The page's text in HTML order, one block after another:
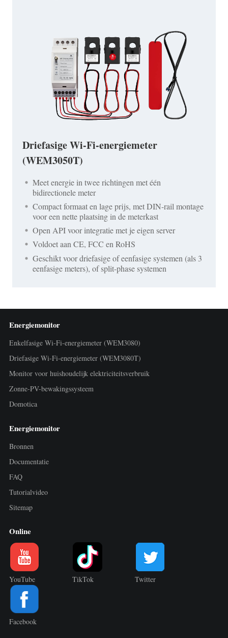
Driefasige Wi-Fi-energiemeter
(WEM3050T)
Meet energie in twee richtingen met één
bidirectionele meter
Compact formaat en lage prijs, met DIN-rail montage
voor een nette plaatsing in de meterkast
Open API voor integratie met je eigen server
Voldoet aan CE, FCC en RoHS
Geschikt voor driefasige of eenfasige systemen (als 3
eenfasige meters), of split-phase systemen
Energiemonitor
Enkelfasige Wi-Fi-energiemeter (WEM3080)
Driefasige Wi-Fi-energiemeter (WEM3080T)
Monitor voor huishoudelijk elektriciteitsverbruik
Zonne-PV-bewakingssysteem
Domotica
Energiemonitor
Bronnen
Documentatie
FAQ
Tutorialvideo
Sitemap
Online
YouTube TikTok Twitter
Facebook